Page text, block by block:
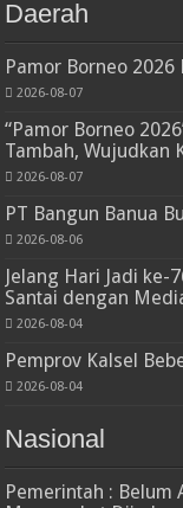
Daerah
Pamor Borneo
2026-08-07
“Pamor Borneo
Tambah, Wujudkan
2026-08-07
PT Bangun Banua
2026-08-06
Jelang Hari Jadi
Santai dengan
2026-08-04
Pemprov Kalsel
2026-08-04
Nasional
Pemerintah : Belum